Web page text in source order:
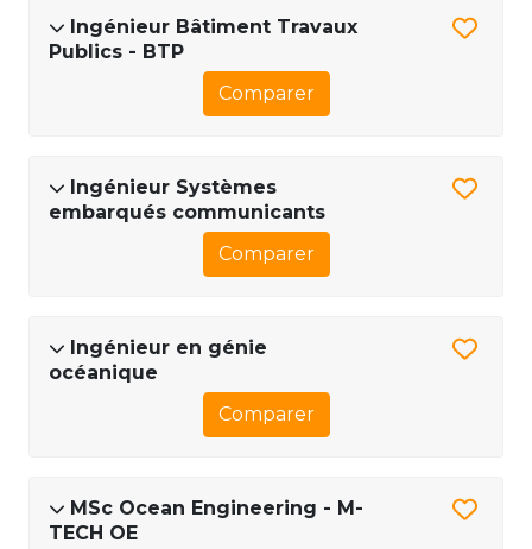
Ingénieur Bâtiment Travaux
Publics - BTP
Comparer
Ingénieur Systèmes
embarqués communicants
Comparer
Ingénieur en génie
océanique
Comparer
MSc Ocean Engineering - M-
TECH OE